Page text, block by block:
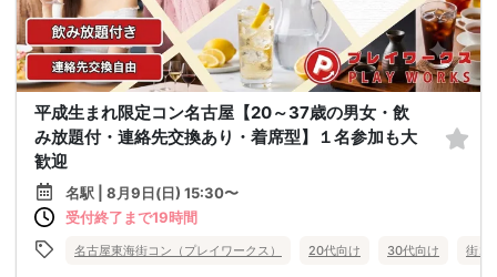
平成生まれ限定コン名古屋【20～37歳の男女・飲
み放題付・連絡先交換あり・着席型】１名参加も大
歓迎
名駅 | 8月9日(日) 15:30〜
受付終了まで19時間
名古屋東海街コン（プレイワークス） 20代向け 30代向け 街コ